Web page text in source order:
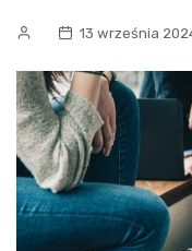
13 września